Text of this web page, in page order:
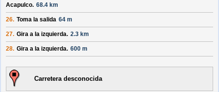
Acapulco. 68.4 km
26. Toma la salida 64 m
27. Gira a la izquierda. 2.3 km
28. Gira a la izquierda. 600 m
Carretera desconocida